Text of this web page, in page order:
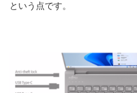
という点です。